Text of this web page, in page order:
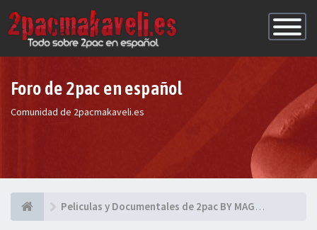
de
Foro de 2pac en español
Comunidad de 2pacmakaveli.es
Peliculas y Documentales de 2pac BY MAGNARE